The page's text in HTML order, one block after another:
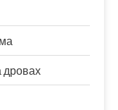
дровах